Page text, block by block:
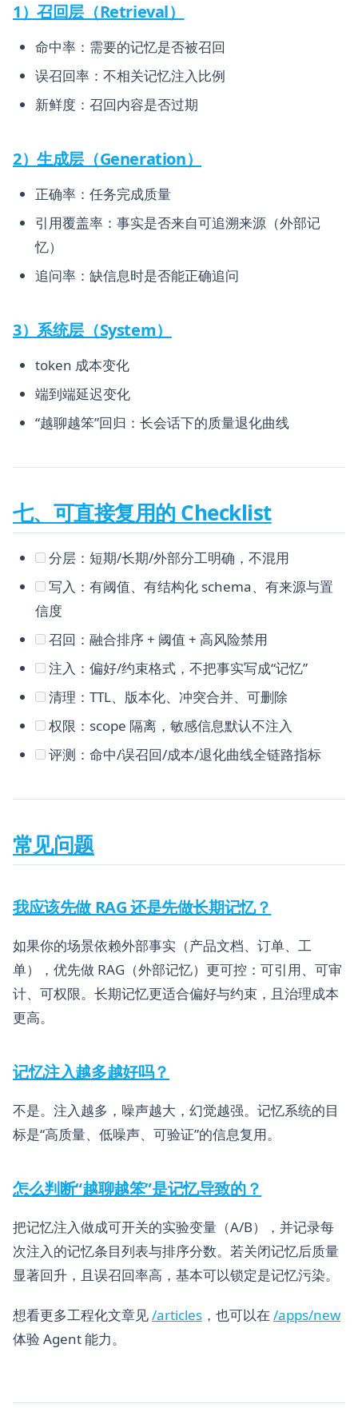
1）召回层（Retrieval）
命中率：需要的记忆是否被召回
误召回率：不相关记忆注入比例
新鲜度：召回内容是否过期
2）生成层（Generation）
正确率：任务完成质量
引用覆盖率：事实是否来自可追溯来源（外部记
忆）
追问率：缺信息时是否能正确追问
3）系统层（System）
token 成本变化
端到端延迟变化
“越聊越笨”回归：长会话下的质量退化曲线
七、可直接复用的 Checklist
分层：短期/长期/外部分工明确，不混用
写入：有阈值、有结构化 schema、有来源与置
信度
召回：融合排序 + 阈值 + 高风险禁用
注入：偏好/约束格式，不把事实写成“记忆”
清理：TTL、版本化、冲突合并、可删除
权限：scope 隔离，敏感信息默认不注入
评测：命中/误召回/成本/退化曲线全链路指标
常见问题
我应该先做 RAG 还是先做长期记忆？
如果你的场景依赖外部事实（产品文档、订单、工
单），优先做 RAG（外部记忆）更可控：可引用、可审
计、可权限。长期记忆更适合偏好与约束，且治理成本
更高。
记忆注入越多越好吗？
不是。注入越多，噪声越大，幻觉越强。记忆系统的目
标是“高质量、低噪声、可验证”的信息复用。
怎么判断“越聊越笨”是记忆导致的？
把记忆注入做成可开关的实验变量（A/B），并记录每
次注入的记忆条目列表与排序分数。若关闭记忆后质量
显著回升，且误召回率高，基本可以锁定是记忆污染。
想看更多工程化文章见/articles ，也可以在 /apps/new
体验 Agent 能力。